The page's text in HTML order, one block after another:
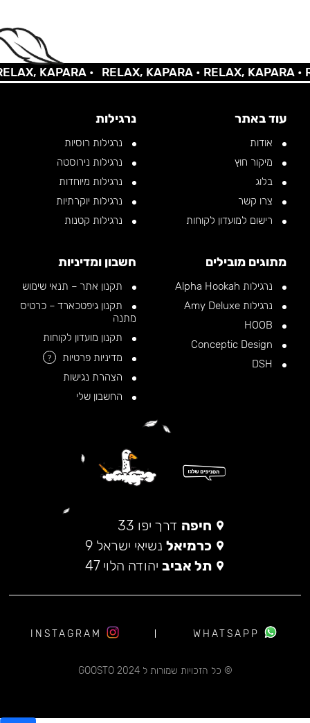
KAPARA • RELAX, KAPARA •RELAX, KAPARA •
עוד באתר
אודות
מיקור חוץ
בלוג
צרו קשר
רישום למועדון לקוחות
נרגילות
נרגילות רוסיות
נרגילות נירוסטה
נרגילות מיוחדות
נרגילות יוקרתיות
נרגילות קטנות
מתוגים מובילים
נרגילות Alpha Hookah
נרגילות Amy Deluxe
חשבון ומדיניות
תקנון אתר – תנאי שימוש
תקנון גיפטכארד – כרטיס
מתנה
תקנון מועדון לקוחות
מדיניות פרטיות
?
הצהרת נגישות
החשבון שלי
חיפה דרך יפו 33
כרמיאל נשיאי ישראל 9
תל אביב יהודה הלוי 47
© כל הזכויות שמורות ל 2024 GOOSTO
WHATSAPP
INSTAGRAM